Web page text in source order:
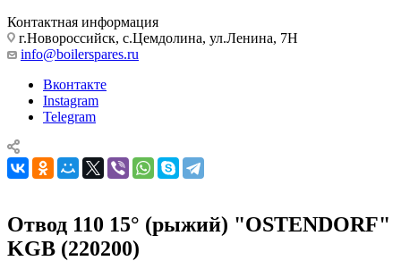
Контактная информация
г.Новороссийск, с.Цемдолина, ул.Ленина, 7Н
info@boilerspares.ru
Вконтакте
Instagram
Telegram
Отвод 110 15° (рыжий) "OSTENDORF"
KGB (220200)